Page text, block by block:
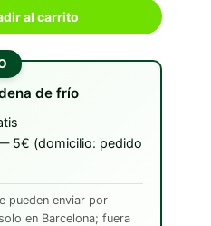
al carrito
de frío
5€ (domicilio: pedido
pueden enviar por
en Barcelona; fuera